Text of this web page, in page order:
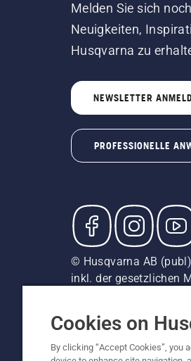
Melden Sie sich
Neuigkeiten,
Husqvarna zu
NEWSLETTER
PROFESSIONELLE
© Husqvarna AB
inkl. der gesetzlichen
Cookie-Richtlinie
Cookies on
By clicking “Accept Cookies”, you